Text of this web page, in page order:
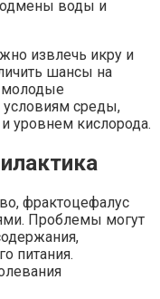
воды и
извлечь икру и
шансы на
молодые
среды,
уровнем кислорода.
фрактоцефалус
Проблемы могут
питания.